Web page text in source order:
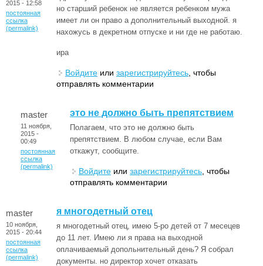
2015 - 12:58
постоянная
ссылка
(permalink)
но старший ребенок не является ребенком мужа
имеет ли он право а дополнительный выходной. я
нахожусь в декретном отпуске и ни где не работаю.
ира
Войдите или зарегистрируйтесь , чтобы
отправлять комментарии
master
11 ноября,
2015 -
00:49
постоянная
ссылка
(permalink)
это не должно быть препятствием
Полагаем, что это не должно быть
препятствием. В любом случае, если Вам
откажут, сообщите.
Войдите или зарегистрируйтесь , чтобы
отправлять комментарии
master
10 ноября,
2015 - 20:44
постоянная
ссылка
(permalink)
я многодетный отец
я многодетный отец, имею 5-ро детей от 7 месецев
до 11 лет. Имею ли я права на выходной
оплачиваемый допольнительный день? Я собрал
документы. но директор хочет отказать